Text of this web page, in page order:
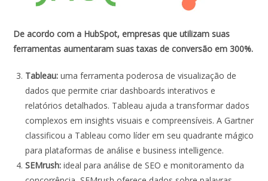
De acordo com a HubSpot, empresas que utilizam suas
ferramentas aumentaram suas taxas de conversão em 300%.
Tableau: uma ferramenta poderosa de visualização de
dados que permite criar dashboards interativos e
relatórios detalhados. Tableau ajuda a transformar dados
complexos em insights visuais e compreensíveis. A Gartner
classificou a Tableau como líder em seu quadrante mágico
para plataformas de análise e business intelligence.
SEMrush: ideal para análise de SEO e monitoramento da